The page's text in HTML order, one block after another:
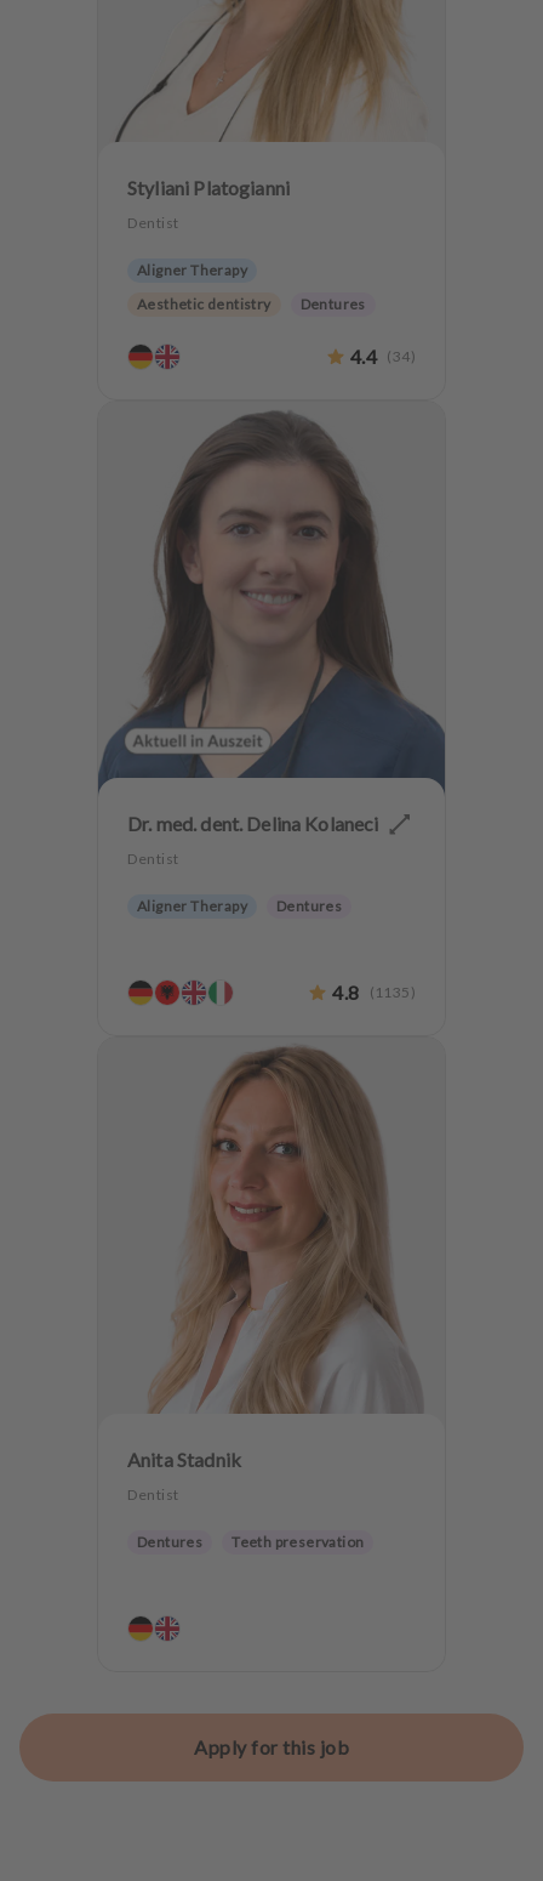
Styliani Platogianni
Dentist
Aligner Therapy
Aesthetic dentistry
Dentures
4.4 ( 34)
Dr. med. dent. Delina Kolaneci
Dentist
Aligner Therapy Dentures
4.8 ( 1135 )
Anita Stadnik
Dentist
Dentures Teeth preservation
Apply for this job